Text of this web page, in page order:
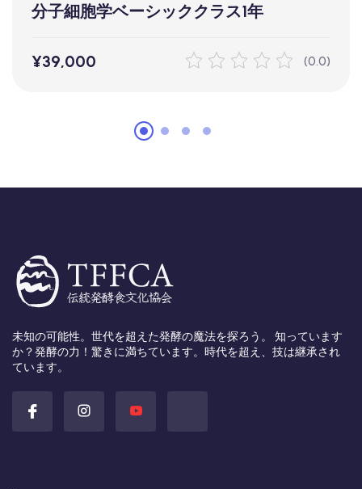
分子細胞学ベーシッククラス1年
¥39,000 (0.0)
未知の可能性。世代を超えた発酵の魔法を探ろう。 知っています
か？発酵の力！驚きに満ちています。時代を超え、技は継承され
ています。